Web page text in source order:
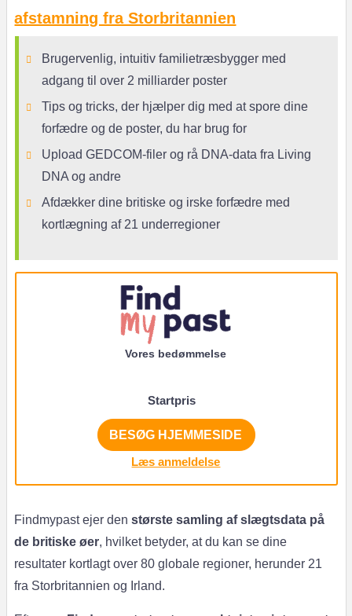
afstamning fra Storbritannien
Brugervenlig, intuitiv familietræsbygger med
adgang til over 2 milliarder poster
Tips og tricks, der hjælper dig med at spore dine
forfædre og de poster, du har brug for
Upload GEDCOM-filer og rå DNA-data fra Living
DNA og andre
Afdækker dine britiske og irske forfædre med
kortlægning af 21 underregioner
Startpris
Vores bedømmelse
BESØG HJEMMESIDE
Læs anmeldelse
Findmypast ejer denstørste samling af slægtsdata på
de britiske øer, hvilket betyder, at du kan se dine
resultater kortlagt over 80 globale regioner, herunder 21
fra Storbritannien og Irland.